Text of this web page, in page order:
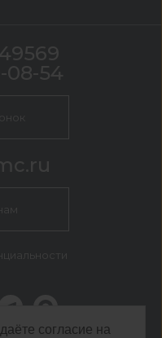
согласие на
08-54